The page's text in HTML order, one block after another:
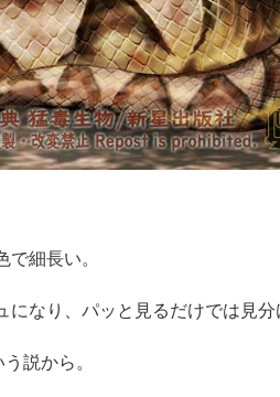
細長い。
なり、パッと見るだけでは見分
説から。